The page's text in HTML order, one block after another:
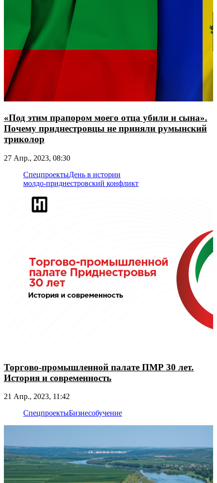
«Под этим прапором моего отца убили и сына».
Почему приднестровцы не приняли румынский
триколор
27 Апр., 2023, 08:30
СпецпроектыДень в истории
молдо-приднестровский конфликт
Торгово-промышленной палате ПМР 30 лет.
История и современность
21 Апр., 2023, 11:42
СпецпроектыБизнесобучение